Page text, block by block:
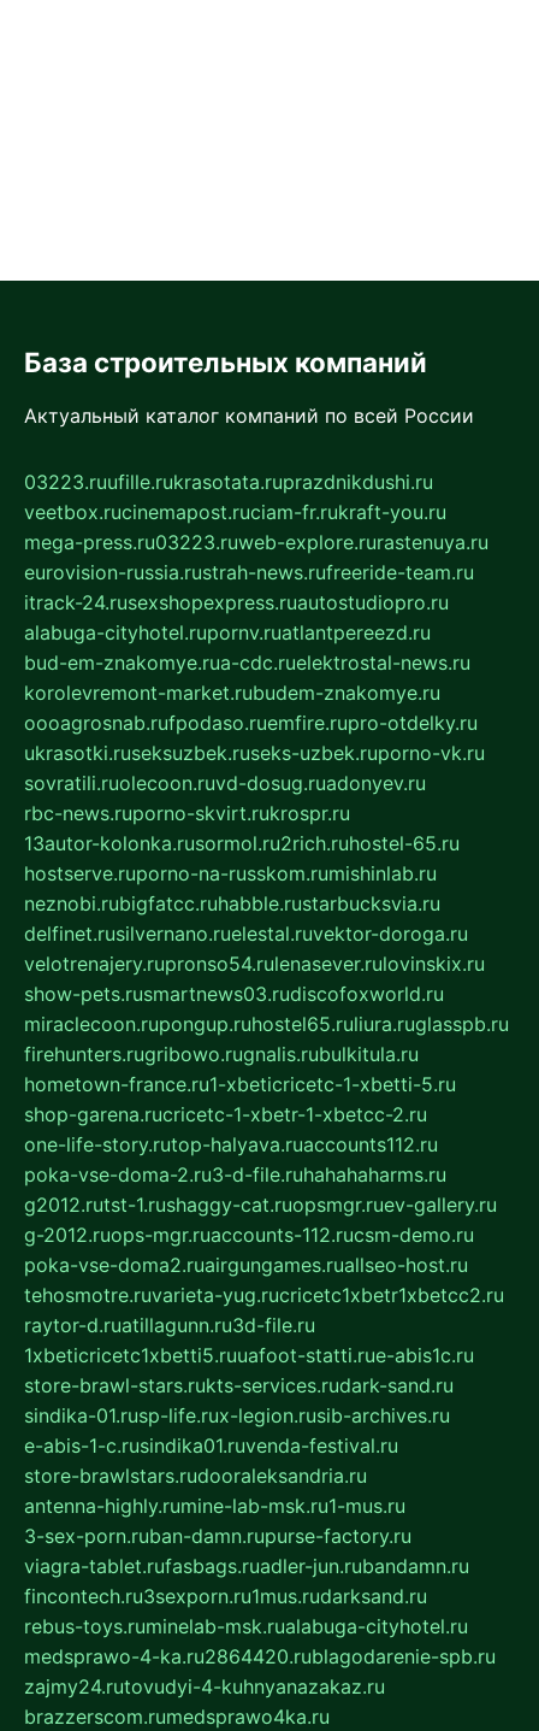
База строительных компаний
Актуальный каталог компаний по всей России
03223.ruufille.rukrasotata.ruprazdnikdushi.ru
veetbox.rucinemapost.ruciam-fr.rukraft-you.ru
mega-press.ru03223.ruweb-explore.rurastenuya.ru
eurovision-russia.rustrah-news.rufreeride-team.ru
itrack-24.rusexshopexpress.ruautostudiopro.ru
alabuga-cityhotel.rupornv.ruatlantpereezd.ru
bud-em-znakomye.rua-cdc.ruelektrostal-news.ru
korolevremont-market.rubudem-znakomye.ru
oooagrosnab.rufpodaso.ruemfire.rupro-otdelky.ru
ukrasotki.ruseksuzbek.ruseks-uzbek.ruporno-vk.ru
sovratili.ruolecoon.ruvd-dosug.ruadonyev.ru
rbc-news.ruporno-skvirt.rukrospr.ru
13autor-kolonka.rusormol.ru2rich.ruhostel-65.ru
hostserve.ruporno-na-russkom.rumishinlab.ru
neznobi.rubigfatcc.ruhabble.rustarbucksvia.ru
delfinet.rusilvernano.ruelestal.ruvektor-doroga.ru
velotrenajery.rupronso54.rulenasever.rulovinskix.ru
show-pets.rusmartnews03.rudiscofoxworld.ru
miraclecoon.rupongup.ruhostel65.ruliura.ruglasspb.ru
firehunters.rugribowo.rugnalis.rubulkitula.ru
hometown-france.ru1-xbeticricetc-1-xbetti-5.ru
shop-garena.rucricetc-1-xbetr-1-xbetcc-2.ru
one-life-story.rutop-halyava.ruaccounts112.ru
poka-vse-doma-2.ru3-d-file.ruhahahaharms.ru
g2012.rutst-1.rushaggy-cat.ruopsmgr.ruev-gallery.ru
g-2012.ruops-mgr.ruaccounts-112.rucsm-demo.ru
poka-vse-doma2.ruairgungames.ruallseo-host.ru
tehosmotre.ruvarieta-yug.rucricetc1xbetr1xbetcc2.ru
raytor-d.ruatillagunn.ru3d-file.ru
1xbeticricetc1xbetti5.ruuafoot-statti.rue-abis1c.ru
store-brawl-stars.rukts-services.rudark-sand.ru
sindika-01.rusp-life.rux-legion.rusib-archives.ru
e-abis-1-c.rusindika01.ruvenda-festival.ru
store-brawlstars.rudooraleksandria.ru
antenna-highly.rumine-lab-msk.ru1-mus.ru
3-sex-porn.ruban-damn.rupurse-factory.ru
viagra-tablet.rufasbags.ruadler-jun.rubandamn.ru
fincontech.ru3sexporn.ru1mus.rudarksand.ru
rebus-toys.ruminelab-msk.rualabuga-cityhotel.ru
medsprawo-4-ka.ru2864420.rublagodarenie-spb.ru
zajmy24.rutovudyi-4-kuhnyanazakaz.ru
brazzerscom.rumedsprawo4ka.ru